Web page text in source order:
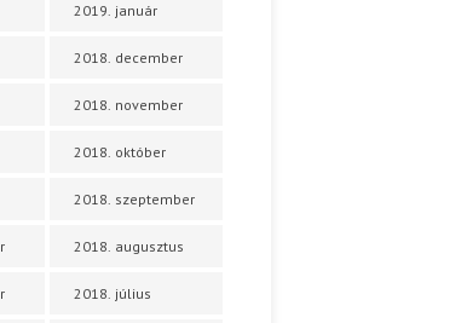
2019. január
2018. december
2018. november
2018. október
2018. szeptember
2018. augusztus
2018. július